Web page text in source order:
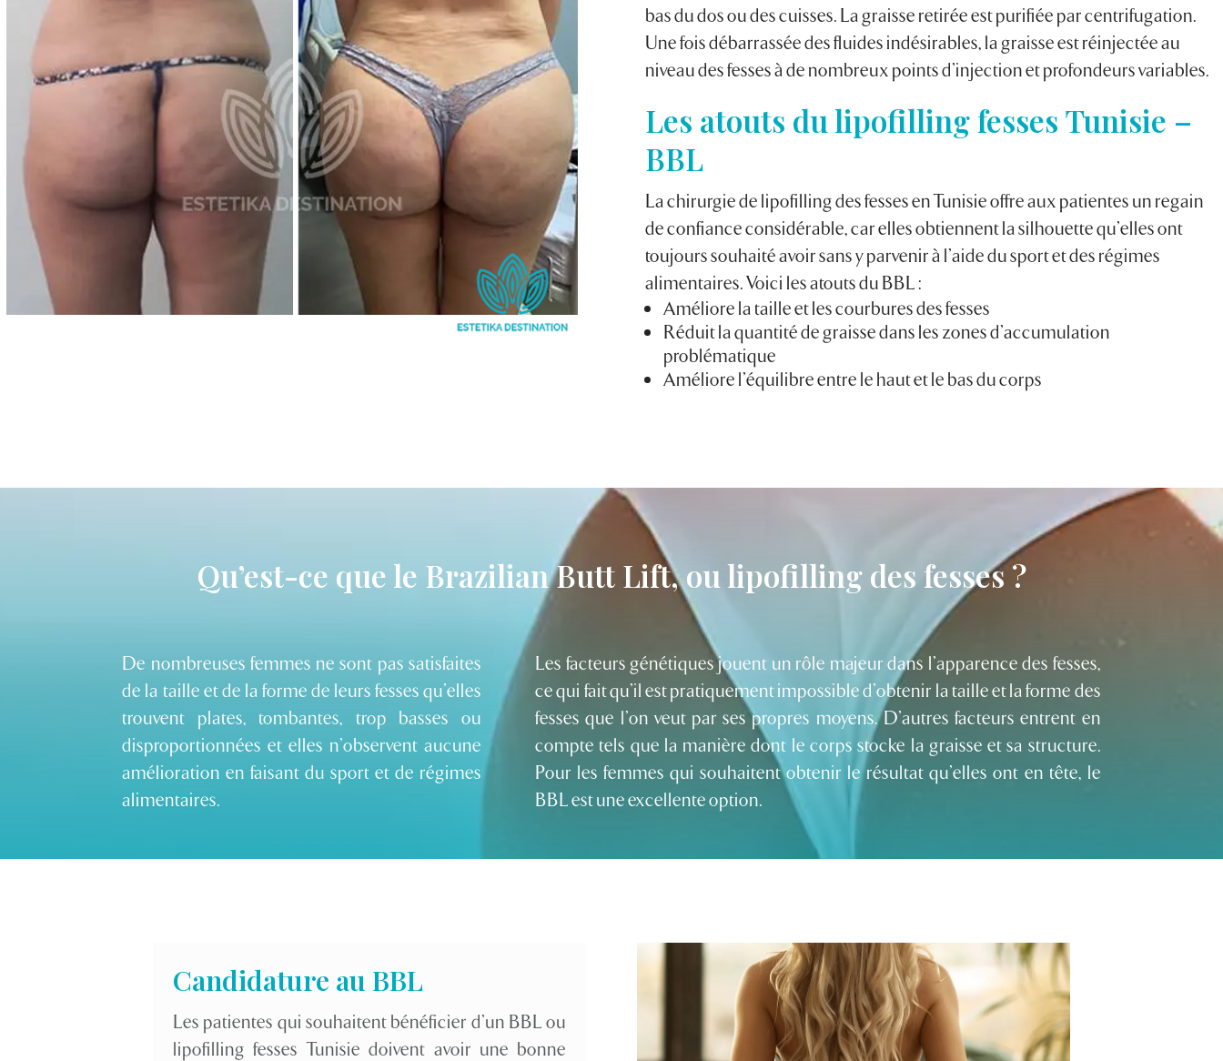
bas du dos ou des cuisses. La graisse retirée est purifiée par centrifugation.
Une fois débarrassée des fluides indésirables, la graisse est réinjectée au
niveau des fesses à de nombreux points d’injection et profondeurs variables.
Les atouts du lipofilling fesses Tunisie –
BBL
La chirurgie de lipofilling des fesses en Tunisie offre aux patientes un regain
de confiance considérable, car elles obtiennent la silhouette qu’elles ont
toujours souhaité avoir sans y parvenir à l’aide du sport et des régimes
alimentaires. Voici les atouts du BBL :
Améliore la taille et les courbures des fesses
Réduit la quantité de graisse dans les zones d’accumulation
problématique
Améliore l’équilibre entre le haut et le bas du corps
Qu’est-ce que le Brazilian Butt Lift, ou lipofilling des fesses ?
De nombreuses femmes ne sont pas satisfaites
de la taille et de la forme de leurs fesses qu’elles
trouvent plates, tombantes, trop basses ou
disproportionnées et elles n’observent aucune
amélioration en faisant du sport et de régimes
alimentaires.
Les facteurs génétiques jouent un rôle majeur dans l’apparence des fesses,
ce qui fait qu’il est pratiquement impossible d’obtenir la taille et la forme des
fesses que l’on veut par ses propres moyens. D’autres facteurs entrent en
compte tels que la manière dont le corps stocke la graisse et sa structure.
Pour les femmes qui souhaitent obtenir le résultat qu’elles ont en tête, le
BBL est une excellente option.
Candidature au BBL
Les patientes qui souhaitent bénéficier d’un BBL ou
lipofilling fesses Tunisie doivent avoir une bonne